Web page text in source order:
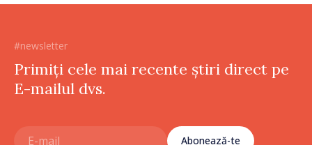
#newsletter
Primiți cele mai recente știri direct pe
E-mailul dvs.
Abonează-te